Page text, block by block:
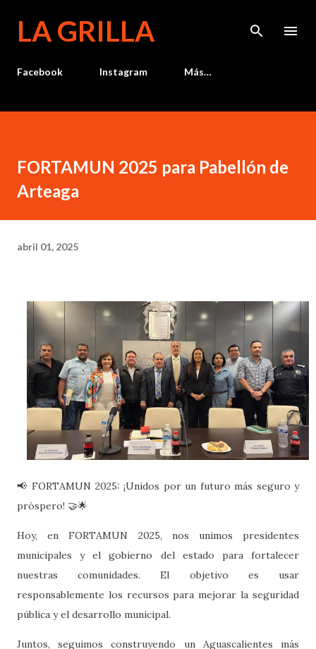
LA GRILLA
Facebook Instagram Más…
FORTAMUN 2025 para Pabellón de
Arteaga
abril 01, 2025
📢 FORTAMUN 2025: ¡Unidos por un futuro más seguro y
próspero! 🤝🌟
Hoy, en FORTAMUN 2025, nos unimos presidentes
municipales y el gobierno del estado para fortalecer
nuestras comunidades. El objetivo es usar
responsablemente los recursos para mejorar la seguridad
pública y el desarrollo municipal.
Juntos, seguimos construyendo un Aguascalientes más